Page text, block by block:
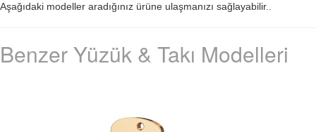
Aşağıdaki modeller aradığınız ürüne ulaşmanızı sağlayabilir..
Benzer Yüzük & Takı Modelleri